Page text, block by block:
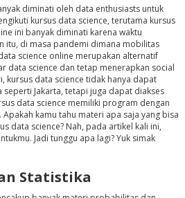
diminati oleh data enthusiasts untuk
kursus data science, terutama kursus
ini banyak diminati karena waktu
itu, di masa pandemi dimana mobilitas
science online merupakan alternatif
data science dan tetap menerapkan social
kursus data science tidak hanya dapat
Jakarta, tetapi juga dapat diakses
data science memiliki program dengan
kamu tahu materi apa saja yang bisa
data science? Nah, pada artikel kali ini,
Jadi tunggu apa lagi? Yuk simak
Statistika